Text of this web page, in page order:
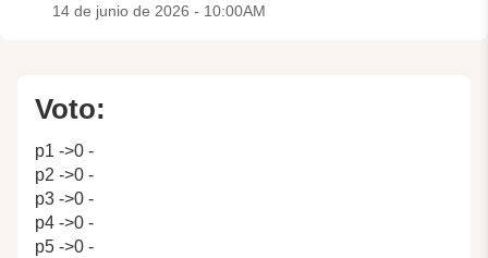
14 de junio de 2026 - 10:00AM
Voto:
p1 ->0 -
p2 ->0 -
p3 ->0 -
p4 ->0 -
p5 ->0 -